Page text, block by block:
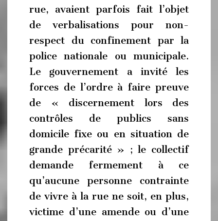
rue, avaient parfois fait l’objet
de verbalisations pour non-
respect du confinement par la
police nationale ou municipale.
Le gouvernement a invité les
forces de l’ordre à faire preuve
de « discernement lors des
contrôles de publics sans
domicile fixe ou en situation de
grande précarité » ; le collectif
demande fermement à ce
qu’aucune personne contrainte
de vivre à la rue ne soit, en plus,
victime d’une amende ou d’une